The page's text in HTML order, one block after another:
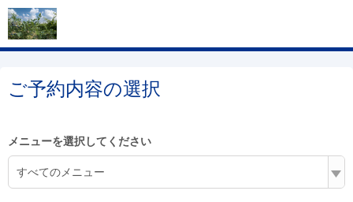
ご予約内容の選択
メニューを選択してください
すべてのメニュー
2:00